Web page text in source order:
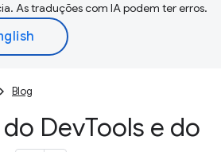
As traduções com IA podem ter erros.
Blog
DevTools e do